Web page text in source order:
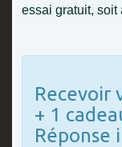
essai gratuit, soit
Recevoir
+ 1
Réponse